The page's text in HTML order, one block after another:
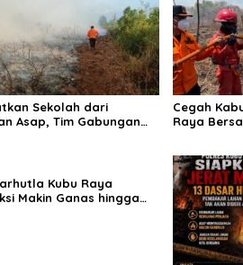
Sekolah dari
Asap, Tim Gabungan
Cegah
Raya
Kubu Raya
Makin Ganas hingga